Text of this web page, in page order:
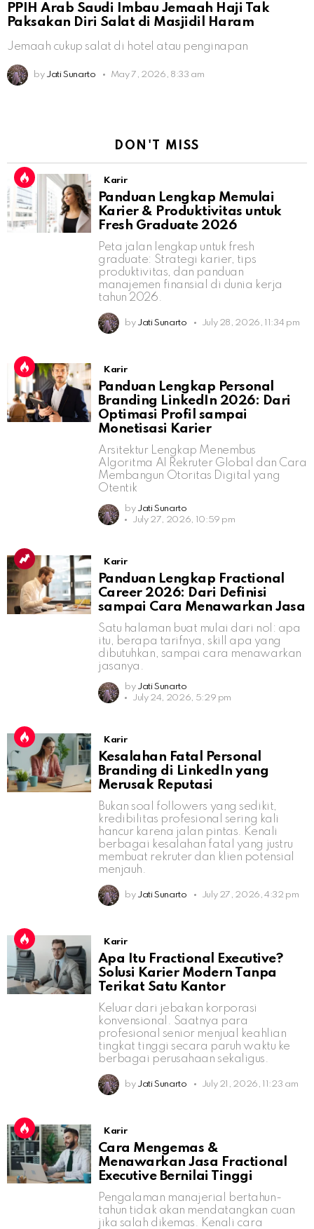
PPIH Arab Saudi Imbau Jemaah Haji Tak
Paksakan Diri Salat di Masjidil Haram
Jemaah cukup salat di hotel atau penginapan
by Jati Sunarto May 7, 2026, 8:33 am
DON'T MISS
Karir
Panduan Lengkap Memulai
Karier & Produktivitas untuk
Fresh Graduate 2026
Peta jalan lengkap untuk fresh
graduate: Strategi karier, tips
produktivitas, dan panduan
manajemen finansial di dunia kerja
tahun 2026.
by Jati Sunarto July 28, 2026, 11:34 pm
Karir
Panduan Lengkap Personal
Branding LinkedIn 2026: Dari
Optimasi Profil sampai
Monetisasi Karier
Arsitektur Lengkap Menembus
Algoritma AI Rekruter Global dan Cara
Membangun Otoritas Digital yang
Otentik
by Jati Sunarto
July 27, 2026, 10:59 pm
Karir
Panduan Lengkap Fractional
Career 2026: Dari Definisi
sampai Cara Menawarkan Jasa
Satu halaman buat mulai dari nol: apa
itu, berapa tarifnya, skill apa yang
dibutuhkan, sampai cara menawarkan
jasanya.
by Jati Sunarto
July 24, 2026, 5:29 pm
Karir
Kesalahan Fatal Personal
Branding di LinkedIn yang
Merusak Reputasi
Bukan soal followers yang sedikit,
kredibilitas profesional sering kali
hancur karena jalan pintas. Kenali
berbagai kesalahan fatal yang justru
membuat rekruter dan klien potensial
menjauh.
by Jati Sunarto July 27, 2026, 4:32 pm
Karir
Apa Itu Fractional Executive?
Solusi Karier Modern Tanpa
Terikat Satu Kantor
Keluar dari jebakan korporasi
konvensional. Saatnya para
profesional senior menjual keahlian
tingkat tinggi secara paruh waktu ke
berbagai perusahaan sekaligus.
by Jati Sunarto July 21, 2026, 11:23 am
Karir
Cara Mengemas &
Menawarkan Jasa Fractional
Executive Bernilai Tinggi
Pengalaman manajerial bertahun-
tahun tidak akan mendatangkan cuan
jika salah dikemas. Kenali cara